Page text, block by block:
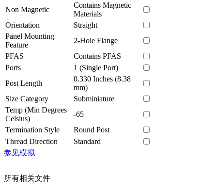
Non Magnetic
Contains Magnetic
Materials
Orientation
Straight
Panel Mounting
Feature
2-Hole Flange
PFAS
Contains PFAS
Ports
1 (Single Port)
Post Length
0.330 Inches (8.38
mm)
Size Category
Subminiature
Temp (Min Degrees
Celsius)
-65
Termination Style
Round Post
Thread Direction
Standard
参见模拟
所有相关文件